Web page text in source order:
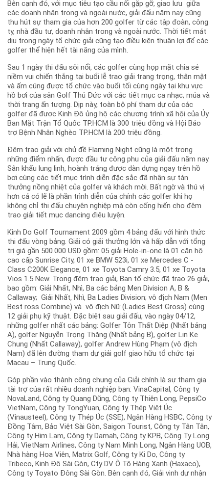
Bên cạnh đó, với mục tiêu tạo cầu nối gặp gỡ, giao lưu giữa
các doanh nhân trong và ngoài nước, giải đấu năm nay cũng
thu hút sự tham gia của hơn 200 golfer từ các tập đoàn, công
ty, nhà đầu tư, doanh nhân trong và ngoài nước. Thời tiết mát
dịu trong ngày tổ chức giải cũng tạo điều kiện thuận lợi để các
golfer thể hiện hết tài năng của mình.
Sau 1 ngày thi đấu sôi nổi, các golfer cùng họp mặt chia sẻ
niềm vui chiến thắng tại buổi lễ trao giải trang trọng, thân mật
và ấm cúng được tổ chức vào buổi tối cùng ngày tại khu vực
hồ bơi của sân Golf Thủ Đức với các tiết mục ca nhạc, múa và
thời trang ấn tượng. Dịp này, toàn bộ phí tham dự của các
golfer đã được Kinh Đô ủng hộ các chương trình xã hội của Ủy
Ban Mặt Trận Tổ Quốc TP.HCM là 300 triệu đồng và Hội Bảo
trợ Bệnh Nhân Nghèo TP.HCM là 200 triệu đồng.
Đêm trao giải với chủ đề Flaming Night cũng là một trong
những điểm nhấn, được đầu tư công phu của giải đấu năm nay.
Sân khấu lung linh, hoành tráng được dàn dựng ngay trên hồ
bơi cùng các tiết mục trình diễn đặc sắc đã nhận sự tán
thưởng nồng nhiệt của golfer và khách mời. Bất ngờ và thú vị
hơn cả có lẽ là phần trình diễn của chính các golfer khi họ
không chỉ thi đấu chuyên nghiệp mà còn cống hiến cho đêm
trao giải tiết mục dancing điêu luyện.
Kinh Do Golf Tournament 2009 gồm 4 bảng đấu với hình thức
thi đấu vòng bảng. Giải có giải thưởng lớn và hấp dẫn với tổng
trị giá gần 500.000 USD gồm: 05 giải Hole-in-one là 01 căn hộ
cao cấp Sunrise City, 01 xe BMW 523i, 01 xe Mercedes C -
Class C200K Elegance, 01 xe Toyota Camry 3.5, 01 xe Toyota
Vios 1.5 New. Trong đêm trao giải, Ban tổ chức đã trao 26 giải,
bao gồm: Giải Nhất, Nhì, Ba các bảng Men Division A, B &
Callaway; Giải Nhất, Nhì, Ba Ladies Division; vô địch Nam (Men
Best ross Combine) và vô địch Nữ (Ladies Best Gross) cùng
12 giải phụ kỹ thuật. Đặc biệt sau giải đấu, vào ngày 04/12,
những golfer nhất các bảng: Golfer Tôn Thất Diệp (Nhất bảng
A), golfer Nguyễn Trọng Thăng (Nhất bảng B), golfer Lin Ke
Chung (Nhất Callaway), golfer Andrew Hùng Phạm (vô địch
Nam) đã lên đường tham dự giải golf giao hữu tổ chức tại
Macau – Trung Quốc.
Góp phần vào thành công chung của Giải chính là sự tham gia
tài trợ của rất nhiều doanh nghiệp bạn: VinaCapital, Công ty
NovaLand, Công ty Quang Dũng, Công ty Thiên Long, PepsiCo
VietNam, Công ty TongYuan, Công ty Thép Việt Úc
(Vinausteel), Công ty Thép Úc (SSE), Ngân Hàng HSBC, Công ty
Đồng Tâm, Bảo Việt Sài Gòn, Saigon Tourist, Công ty Tân Tân,
Công ty Him Lam, Công ty Damah, Công ty KPB, Công Ty Long
Hải, VietNam Airlines, Công ty Nam Minh Long, Ngân Hàng UOB,
Nhà hàng Hoa Viên, Matrix Golf, Công ty Ki Do, Công ty
Tribeco, Kinh Đô Sài Gòn, Cty DV Ô Tô Hàng Xanh (Haxaco),
Công ty Toyato Đông Sài Gòn. Bên cạnh đó, Giải vinh dự nhận